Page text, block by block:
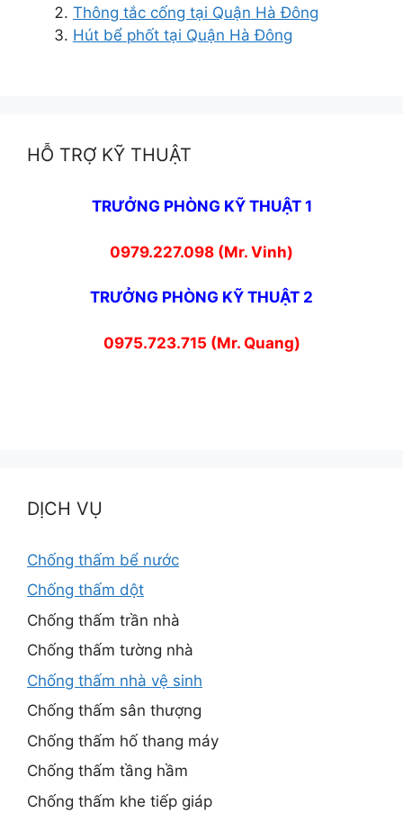
Thông tắc cống tại Quận Hà Đông
Hút bể phốt tại Quận Hà Đông
HỖ TRỢ KỸ THUẬT
TRƯỞNG PHÒNG KỸ THUẬT 1
0979.227.098 (Mr. Vinh)
TRƯỞNG PHÒNG KỸ THUẬT 2
0975.723.715 (Mr. Quang)
DỊCH VỤ
Chống thấm bể nước
Chống thấm dột
Chống thấm trần nhà
Chống thấm tường nhà
Chống thấm nhà vệ sinh
Chống thấm sân thượng
Chống thấm hố thang máy
Chống thấm tầng hầm
Chống thấm khe tiếp giáp